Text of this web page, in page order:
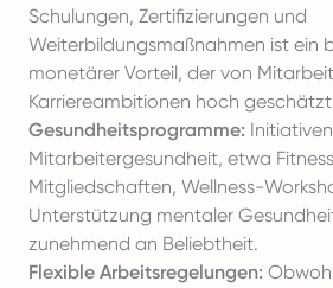
Schulungen, Zertifizierungen und
Weiterbildungsmaßnahmen ist ein
monetärer Vorteil, der von
Karriereambitionen hoch
Gesundheitsprogramme:
Mitarbeitergesundheit, etwa
Mitgliedschaften, Wellness-
Unterstützung mentaler
zunehmend an Beliebtheit.
Flexible Arbeitsregelungen: